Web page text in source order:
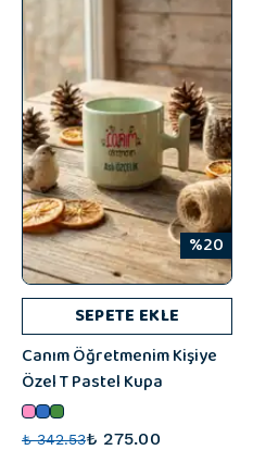
%20
SEPETE EKLE
Canım Öğretmenim Kişiye
Özel T Pastel Kupa
₺ 342.53₺ 275.00